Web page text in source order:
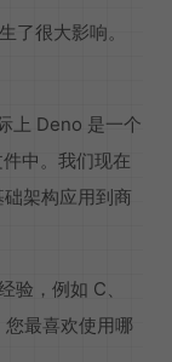
了很大影响。
上 Deno 是一个
中。我们现在
架构应用到商
验，例如 C、
最喜欢使用哪